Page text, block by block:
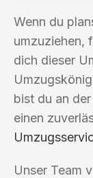
Wenn du
umzuziehen,
dich dieser
bist du an
einen
Unser Team